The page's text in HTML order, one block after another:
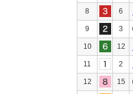
8 6
9 3
10 12
11 2
12 15